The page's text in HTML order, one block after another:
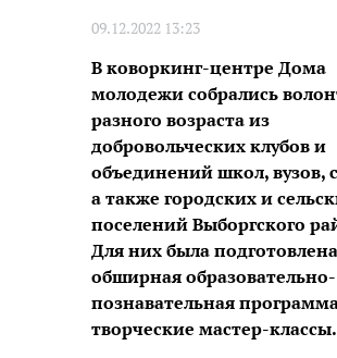
09.12.2022 13:23
В коворкинг-центре Дома
молодежи собрались
разного возраста из
добровольческих клубов и
объединений школ, вузов,
а также городских и
поселений Выборгского
Для них была подготовлена
обширная образовательно-
познавательная
творческие мастер-классы.